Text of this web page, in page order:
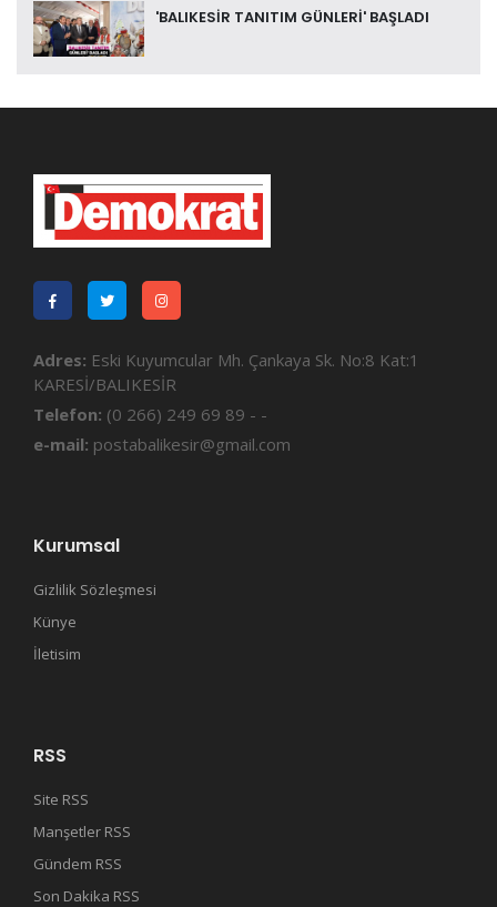
'BALIKESİR TANITIM GÜNLERİ' BAŞLADI
Adres: Eski Kuyumcular Mh. Çankaya Sk. No:8 Kat:1
KARESİ/BALIKESİR
Telefon: (0 266) 249 69 89 - -
e-mail: postabalikesir@gmail.com
Kurumsal
Gizlilik Sözleşmesi
Künye
İletisim
RSS
Site RSS
Manşetler RSS
Gündem RSS
Son Dakika RSS